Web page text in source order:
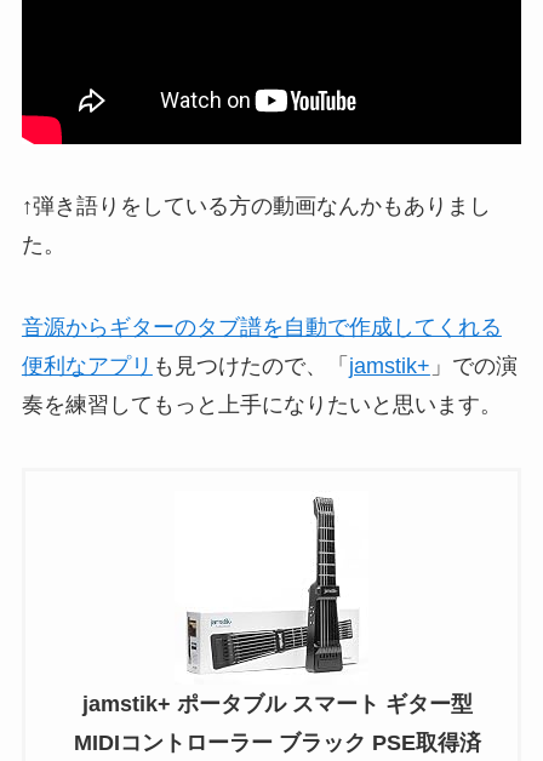
↑弾き語りをしている方の動画なんかもありまし
た。
音源からギターのタブ譜を自動で作成してくれる
便利なアプリ も見つけたので、「 jamstik+ 」での演
奏を練習してもっと上手になりたいと思います。
jamstik+ ポータブル スマート ギター型
MIDIコントローラー ブラック PSE取得済